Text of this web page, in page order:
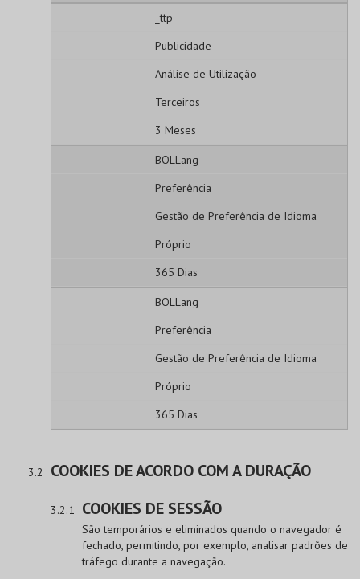
_ttp
Publicidade
Análise de Utilização
Terceiros
3 Meses
BOLLang
Preferência
Gestão de Preferência de Idioma
Próprio
365 Dias
BOLLang
Preferência
Gestão de Preferência de Idioma
Próprio
365 Dias
COOKIES DE ACORDO COM A DURAÇÃO
COOKIES DE SESSÃO
São temporários e eliminados quando o navegador é
fechado, permitindo, por exemplo, analisar padrões de
tráfego durante a navegação.